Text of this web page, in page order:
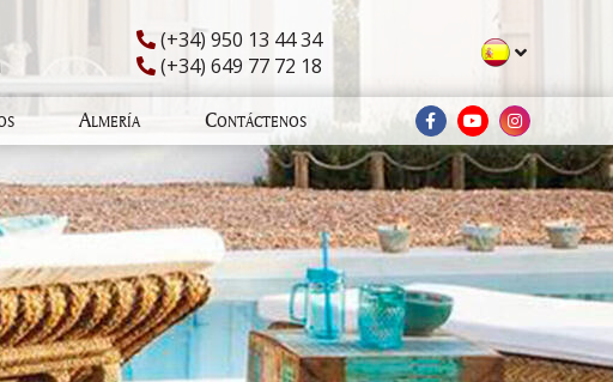
(+34) 950 13 44 34
(+34) 649 77 72 18
Almería Contáctenos